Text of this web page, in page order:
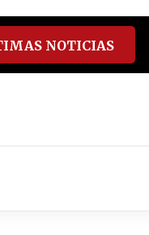
youtube
spotify
NOTICIAS